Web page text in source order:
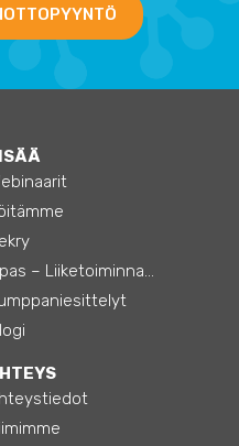
Opas – Liiketoiminnan tehostamiseen